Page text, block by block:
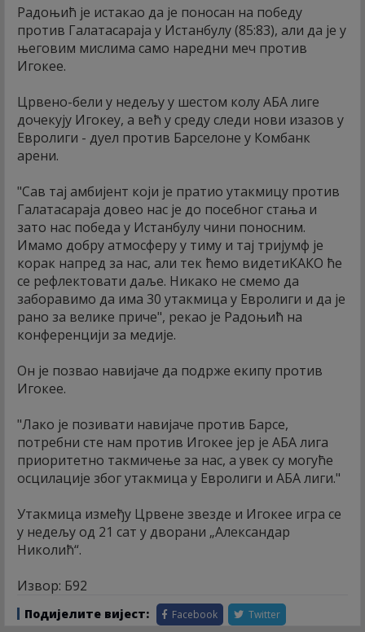
Радоњић је истакао да је поносан на победу
против Галатасараја у Истанбулу (85:83), али да је у
његовим мислима само наредни меч против
Игокее.
Црвено-бели у недељу у шестом колу АБА лиге
дочекују Игокеу, а већ у среду следи нови изазов у
Евролиги - дуел против Барселоне у Комбанк
арени.
"Сав тај амбијент који је пратио утакмицу против
Галатасараја довео нас је до посебног стања и
зато нас победа у Истанбулу чини поносним.
Имамо добру атмосферу у тиму и тај тријумф је
корак напред за нас, али тек ћемо видетиКАКО ће
се рефлектовати даље. Никако не смемо да
заборавимо да има 30 утакмица у Евролиги и да је
рано за велике приче", рекао је Радоњић на
конференцији за медије.
Он је позвао навијаче да подрже екипу против
Игокее.
"Лако је позивати навијаче против Барсе,
потребни сте нам против Игокее јер је АБА лига
приоритетно такмичење за нас, а увек су могуће
осцилације због утакмица у Евролиги и АБА лиги."
Утакмица између Црвене звезде и Игокее игра се
у недељу од 21 сат у дворани „Александар
Николић“.
Извор: Б92
Подијелите вијест: Facebook Twitter